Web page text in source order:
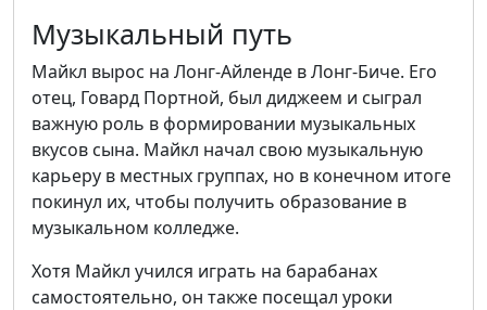
Музыкальный путь
Майкл вырос на Лонг-Айленде в Лонг-Биче. Его
отец, Говард Портной, был диджеем и сыграл
важную роль в формировании музыкальных
вкусов сына. Майкл начал свою музыкальную
карьеру в местных группах, но в конечном итоге
покинул их, чтобы получить образование в
музыкальном колледже.
Хотя Майкл учился играть на барабанах
самостоятельно, он также посещал уроки